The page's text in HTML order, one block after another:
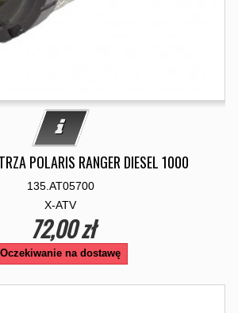
POLARIS RANGER DIESEL 1000
135.AT05700
X-ATV
72,00 zł
Oczekiwanie na dostawę